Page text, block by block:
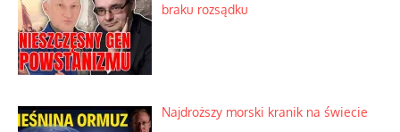
braku rozsądku
Najdroższy morski kranik na świecie